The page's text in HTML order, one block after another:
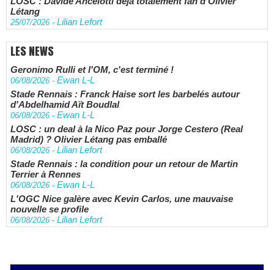
Létang
25/07/2026 - Lilian Lefort
LES NEWS
Geronimo Rulli et l'OM, c'est terminé !
06/08/2026 - Ewan L-L
Stade Rennais : Franck Haise sort les barbelés autour
d'Abdelhamid Aït Boudlal
06/08/2026 - Ewan L-L
LOSC : un deal à la Nico Paz pour Jorge Cestero (Real
Madrid) ? Olivier Létang pas emballé
06/08/2026 - Lilian Lefort
Stade Rennais : la condition pour un retour de Martin
Terrier à Rennes
06/08/2026 - Ewan L-L
L'OGC Nice galère avec Kevin Carlos, une mauvaise
nouvelle se profile
06/08/2026 - Lilian Lefort